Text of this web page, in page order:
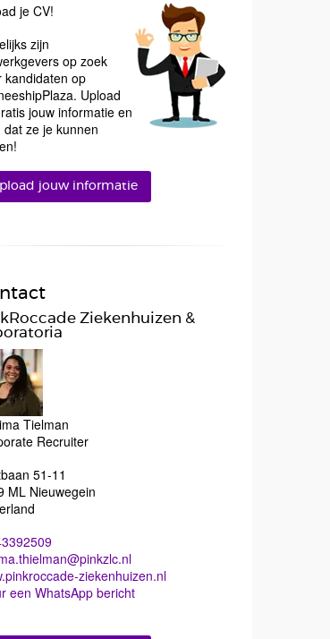
je CV!
zijn
op zoek
kandidaten op
Upload
jouw informatie en
dat ze je kunnen
jouw informatie
Ziekenhuizen &
Tielman
Recruiter
51-11
ML Nieuwegein
ziekenhuizen.nl
een WhatsApp bericht